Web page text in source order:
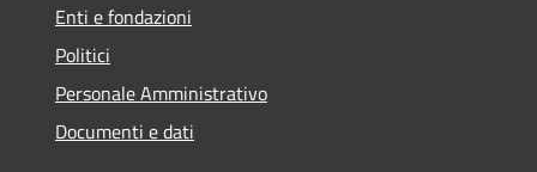
Enti e fondazioni
Politici
Personale Amministrativo
Documenti e dati